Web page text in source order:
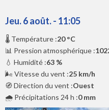
Jeu. 6 août. - 11:05
🌡️ Température :20 °C
📊 Pression atmosphérique :
💧 Humidité :63 %
🌬️ Vitesse du vent :25 km/h
🧭 Direction du vent :Ouest
🌧️ Précipitations 24 h :0 mm